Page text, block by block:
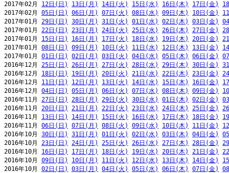
2017年02月 12日(日) 13日(月) 14日(火) 15日(水) 16日(木) 17日(金)
2017年02月 05日(日) 06日(月) 07日(火) 08日(水) 09日(木) 10日(金)
2017年01月 29日(日) 30日(月) 31日(火) 01日(水) 02日(木) 03日(金)
2017年01月 22日(日) 23日(月) 24日(火) 25日(水) 26日(木) 27日(金)
2017年01月 15日(日) 16日(月) 17日(火) 18日(水) 19日(木) 20日(金)
2017年01月 08日(日) 09日(月) 10日(火) 11日(水) 12日(木) 13日(金)
2017年01月 01日(日) 02日(月) 03日(火) 04日(水) 05日(木) 06日(金)
2016年12月 25日(日) 26日(月) 27日(火) 28日(水) 29日(木) 30日(金)
2016年12月 18日(日) 19日(月) 20日(火) 21日(水) 22日(木) 23日(金)
2016年12月 11日(日) 12日(月) 13日(火) 14日(水) 15日(木) 16日(金)
2016年12月 04日(日) 05日(月) 06日(火) 07日(水) 08日(木) 09日(金)
2016年11月 27日(日) 28日(月) 29日(火) 30日(水) 01日(木) 02日(金)
2016年11月 20日(日) 21日(月) 22日(火) 23日(水) 24日(木) 25日(金)
2016年11月 13日(日) 14日(月) 15日(火) 16日(水) 17日(木) 18日(金)
2016年11月 06日(日) 07日(月) 08日(火) 09日(水) 10日(木) 11日(金)
2016年10月 30日(日) 31日(月) 01日(火) 02日(水) 03日(木) 04日(金)
2016年10月 23日(日) 24日(月) 25日(火) 26日(水) 27日(木) 28日(金)
2016年10月 16日(日) 17日(月) 18日(火) 19日(水) 20日(木) 21日(金)
2016年10月 09日(日) 10日(月) 11日(火) 12日(水) 13日(木) 14日(金)
2016年10月 02日(日) 03日(月) 04日(火) 05日(水) 06日(木) 07日(金)